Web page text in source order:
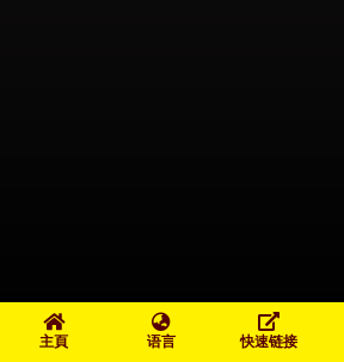
主頁 语言 快速链接